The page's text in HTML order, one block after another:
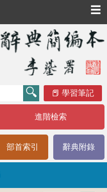
☰
學習筆記
進階檢索
部首索引 辭典附錄